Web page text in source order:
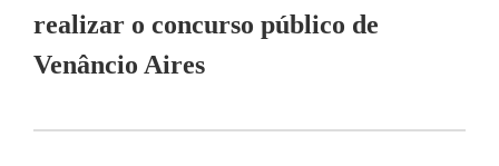
realizar o concurso público de
Venâncio Aires